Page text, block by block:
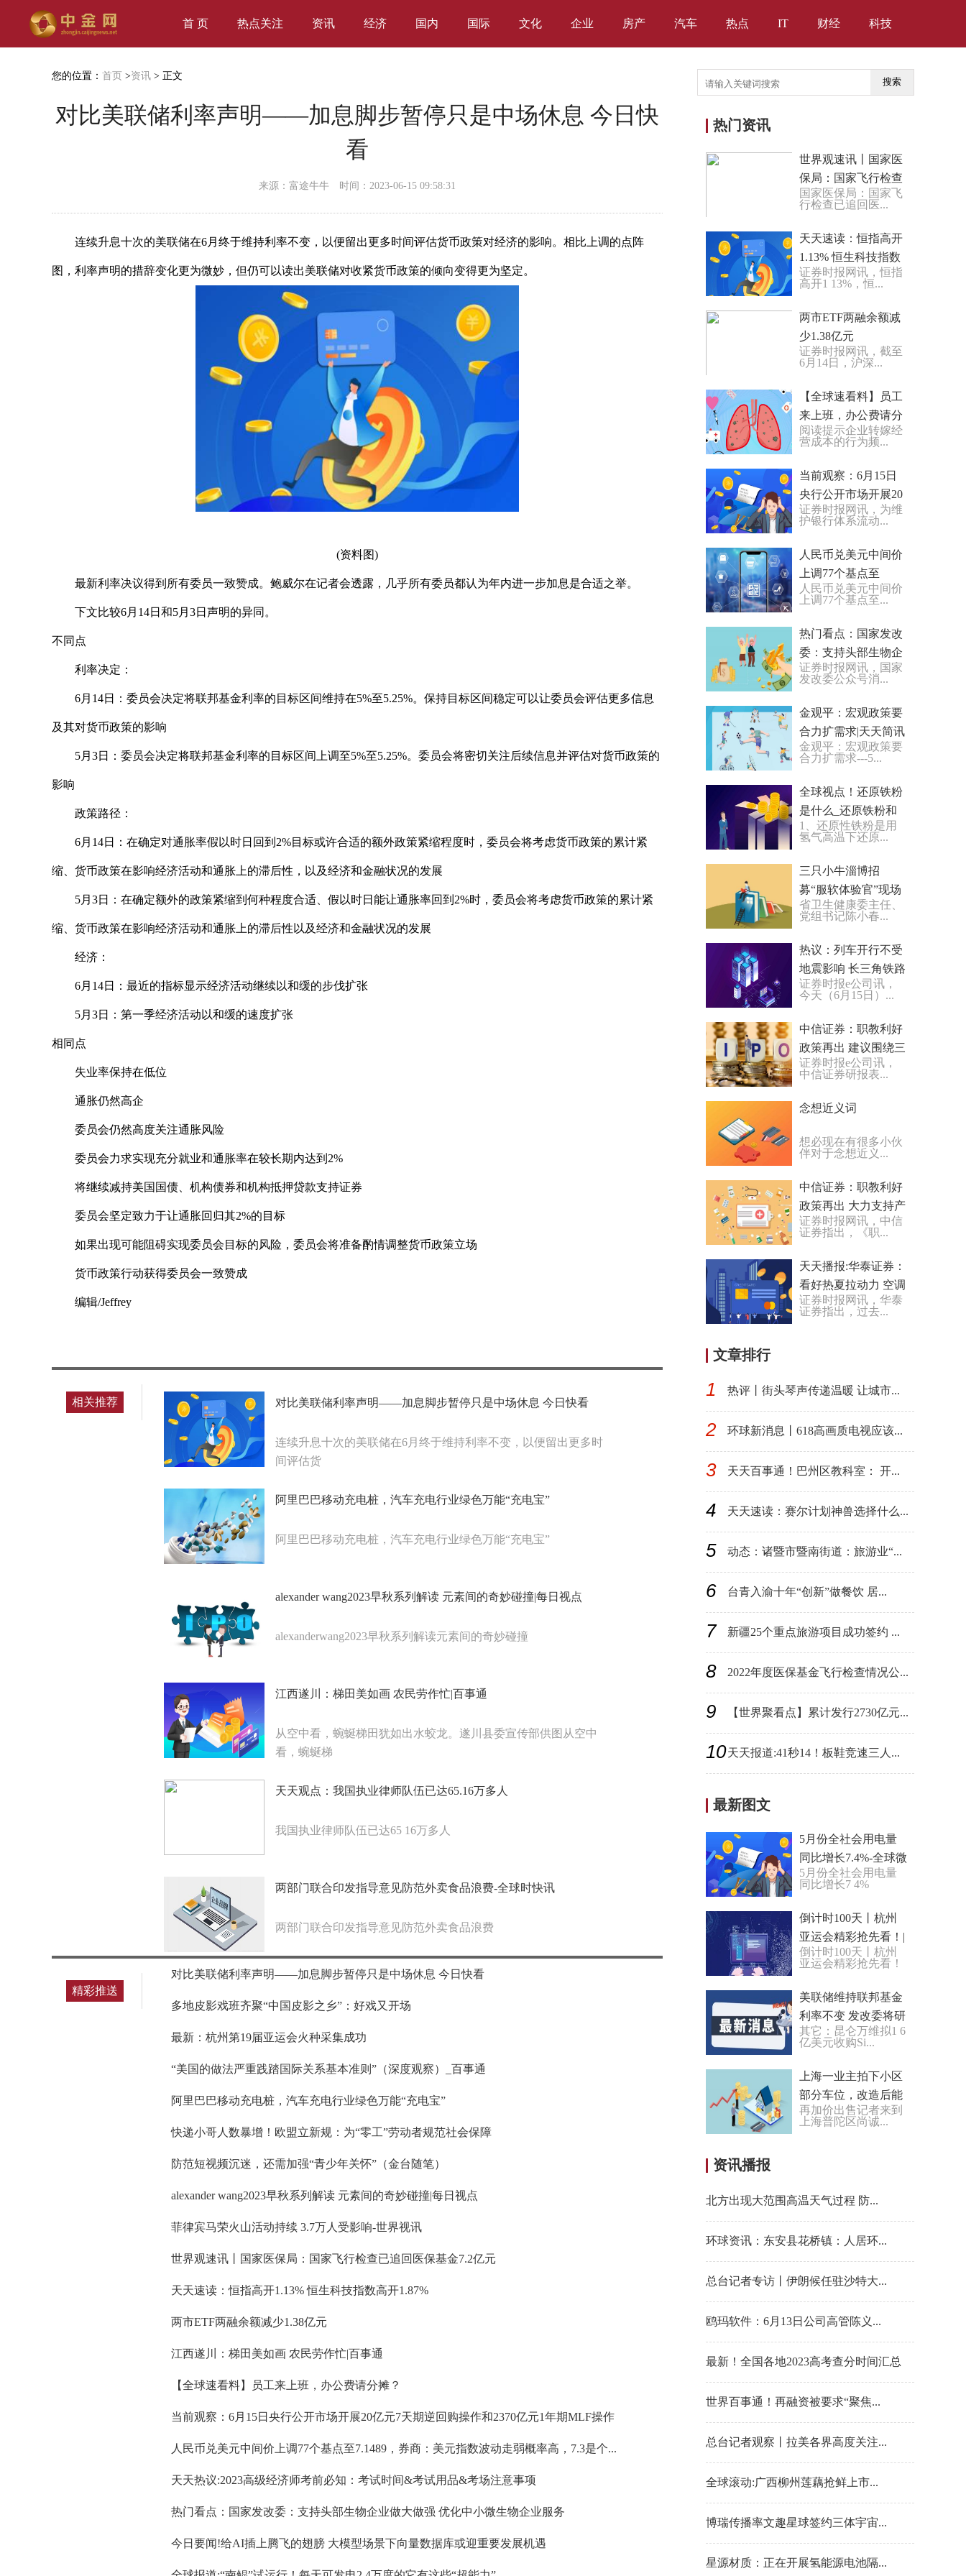
首 页 热点关注 资讯 经济 国内 国际 文化 企业 房产 汽车 热点 IT 财经 科技
您的位置： 首页 >资讯 > 正文
对比美联储利率声明——加息脚步暂停只是中场休息 今日快
看
来源：富途牛牛 时间：2023-06-15 09:58:31
连续升息十次的美联储在6月终于维持利率不变，以便留出更多时间评估货币政策对经济的影响。相比上调的点阵
图，利率声明的措辞变化更为微妙，但仍可以读出美联储对收紧货币政策的倾向变得更为坚定。
(资料图)
最新利率决议得到所有委员一致赞成。鲍威尔在记者会透露，几乎所有委员都认为年内进一步加息是合适之举。
下文比较6月14日和5月3日声明的异同。
不同点
利率决定：
6月14日：委员会决定将联邦基金利率的目标区间维持在5%至5.25%。保持目标区间稳定可以让委员会评估更多信息
及其对货币政策的影响
5月3日：委员会决定将联邦基金利率的目标区间上调至5%至5.25%。委员会将密切关注后续信息并评估对货币政策的
影响
政策路径：
6月14日：在确定对通胀率假以时日回到2%目标或许合适的额外政策紧缩程度时，委员会将考虑货币政策的累计紧
缩、货币政策在影响经济活动和通胀上的滞后性，以及经济和金融状况的发展
5月3日：在确定额外的政策紧缩到何种程度合适、假以时日能让通胀率回到2%时，委员会将考虑货币政策的累计紧
缩、货币政策在影响经济活动和通胀上的滞后性以及经济和金融状况的发展
经济：
6月14日：最近的指标显示经济活动继续以和缓的步伐扩张
5月3日：第一季经济活动以和缓的速度扩张
相同点
失业率保持在低位
通胀仍然高企
委员会仍然高度关注通胀风险
委员会力求实现充分就业和通胀率在较长期内达到2%
将继续减持美国国债、机构债券和机构抵押贷款支持证券
委员会坚定致力于让通胀回归其2%的目标
如果出现可能阻碍实现委员会目标的风险，委员会将准备酌情调整货币政策立场
货币政策行动获得委员会一致赞成
编辑/Jeffrey
相关推荐 对比美联储利率声明——加息脚步暂停只是中场休息 今日快看
连续升息十次的美联储在6月终于维持利率不变，以便留出更多时
间评估货
阿里巴巴移动充电桩，汽车充电行业绿色万能“充电宝”
阿里巴巴移动充电桩，汽车充电行业绿色万能“充电宝”
alexander wang2023早秋系列解读 元素间的奇妙碰撞|每日视点
alexanderwang2023早秋系列解读元素间的奇妙碰撞
江西遂川：梯田美如画 农民劳作忙|百事通
从空中看，蜿蜒梯田犹如出水蛟龙。遂川县委宣传部供图从空中
看，蜿蜒梯
天天观点：我国执业律师队伍已达65.16万多人
我国执业律师队伍已达65 16万多人
两部门联合印发指导意见防范外卖食品浪费-全球时快讯
两部门联合印发指导意见防范外卖食品浪费
精彩推送
对比美联储利率声明——加息脚步暂停只是中场休息 今日快看
多地皮影戏班齐聚“中国皮影之乡”：好戏又开场
最新：杭州第19届亚运会火种采集成功
“美国的做法严重践踏国际关系基本准则”（深度观察）_百事通
阿里巴巴移动充电桩，汽车充电行业绿色万能“充电宝”
快递小哥人数暴增！欧盟立新规：为“零工”劳动者规范社会保障
防范短视频沉迷，还需加强“青少年关怀”（金台随笔）
alexander wang2023早秋系列解读 元素间的奇妙碰撞|每日视点
菲律宾马荣火山活动持续 3.7万人受影响-世界视讯
世界观速讯丨国家医保局：国家飞行检查已追回医保基金7.2亿元
天天速读：恒指高开1.13% 恒生科技指数高开1.87%
两市ETF两融余额减少1.38亿元
江西遂川：梯田美如画 农民劳作忙|百事通
【全球速看料】员工来上班，办公费请分摊？
当前观察：6月15日央行公开市场开展20亿元7天期逆回购操作和2370亿元1年期MLF操作
人民币兑美元中间价上调77个基点至7.1489，券商：美元指数波动走弱概率高，7.3是个...
天天热议:2023高级经济师考前必知：考试时间&考试用品&考场注意事项
热门看点：国家发改委：支持头部生物企业做大做强 优化中小微生物企业服务
今日要闻!给AI插上腾飞的翅膀 大模型场景下向量数据库或迎重要发展机遇
搜索
热门资讯
世界观速讯丨国家医
保局：国家飞行检查
已追回医保基金7.2亿
国家医保局：国家飞
行检查已追回医...
天天速读：恒指高开
1.13% 恒生科技指数
高开1.87%
证券时报网讯，恒指
高开1 13%，恒...
两市ETF两融余额减
少1.38亿元
证券时报网讯，截至
6月14日，沪深...
【全球速看料】员工
来上班，办公费请分
摊？
阅读提示企业转嫁经
营成本的行为频...
当前观察：6月15日
央行公开市场开展20
亿元7天期逆回购操
MLF操作
证券时报网讯，为维
护银行体系流动...
人民币兑美元中间价
上调77个基点至
7.1489，券商：美元
高，7.3是个...
人民币兑美元中间价
上调77个基点至...
热门看点：国家发改
委：支持头部生物企
业做大做强 优化中小
证券时报网讯，国家
发改委公众号消...
金观平：宏观政策要
合力扩需求|天天简讯
金观平：宏观政策要
合力扩需求---5...
全球视点！还原铁粉
是什么_还原铁粉和
铁粉的区别
1、还原性铁粉是用
氢气高温下还原...
三只小牛淄博招
募“服软体验官”现场
火爆，高钙软牛奶烧
省卫生健康委主任、
党组书记陈小春...
热议：列车开行不受
地震影响 长三角铁路
运输秩序正常
证券时报e公司讯，
今天（6月15日）...
中信证券：职教利好
政策再出 建议围绕三
条主线布局把握
证券时报e公司讯，
中信证券研报表...
念想近义词
想必现在有很多小伙
伴对于念想近义...
中信证券：职教利好
政策再出 大力支持产
教融合发展|世界视点
证券时报网讯，中信
证券指出，《职...
天天播报:华泰证券：
看好热夏拉动力 空调
市场预期积极
证券时报网讯，华泰
证券指出，过去...
文章排行
1 热评丨街头琴声传递温暖 让城市...
2 环球新消息丨618高画质电视应该...
3 天天百事通！巴州区教科室： 开...
4 天天速读：赛尔计划神兽选择什么...
5 动态：诸暨市暨南街道：旅游业“...
6 台青入渝十年“创新”做餐饮 居...
7 新疆25个重点旅游项目成功签约 ...
8 2022年度医保基金飞行检查情况公...
9 【世界聚看点】累计发行2730亿元...
10天天报道:41秒14！板鞋竞速三人...
最新图文
5月份全社会用电量
同比增长7.4%-全球微
头条
5月份全社会用电量
同比增长7 4%
倒计时100天丨杭州
亚运会精彩抢先看！|
全球新消息
倒计时100天丨杭州
亚运会精彩抢先看！
美联储维持联邦基金
利率不变 发改委将研
究出台更大力度吸引
热点
其它：昆仑万维拟1 6
亿美元收购Si...
上海一业主拍下小区
部分车位，改造后能
赚千万？邻居们不乐
再加价出售记者来到
上海普陀区尚诚...
资讯播报
北方出现大范围高温天气过程 防...
环球资讯：东安县花桥镇：人居环...
总台记者专访丨伊朗候任驻沙特大...
鸥玛软件：6月13日公司高管陈义...
最新！全国各地2023高考查分时间汇总
世界百事通！再融资被要求“聚焦...
总台记者观察丨拉美各界高度关注...
全球滚动:广西柳州莲藕抢鲜上市...
博瑞传播率文趣星球签约三体宇宙...
星源材质：正在开展氢能源电池隔...